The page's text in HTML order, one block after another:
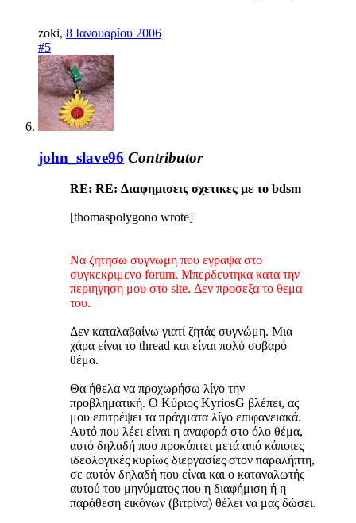
zoki, 8 Ιανουαρίου 2006
#5
john_slave96 Contributor
RE: RE: Διαφημισεις σχετικες με το bdsm
[thomaspolygono wrote]
Να ζητησω συγνωμη που εγραψα στο
συγκεκριμενο forum. Μπερδευτηκα κατα την
περιηγηση μου στο site. Δεν προσεξα το θεμα
του.
Δεν καταλαβαίνω γιατί ζητάς συγνώμη. Μια
χάρα είναι το thread και είναι πολύ σοβαρό
θέμα.
Θα ήθελα να προχωρήσω λίγο την
προβληματική. Ο Κύριος KyriosG βλέπει, ας
μου επιτρέψει τα πράγματα λίγο επιφανειακά.
Αυτό που λέει είναι η αναφορά στο όλο θέμα,
αυτό δηλαδή που προκύπτει μετά από κάποιες
ιδεολογικές κυρίως διεργασίες στον παραλήπτη,
σε αυτόν δηλαδή που είναι και ο καταναλωτής
αυτού του μηνύματος που η διαφήμιση ή η
παράθεση εικόνων (βιτρίνα) θέλει να μας δώσει.